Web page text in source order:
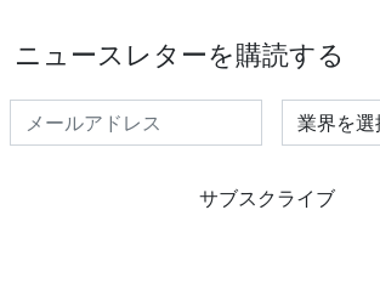
ニュースレターを購読する
Select
サブスクライブ